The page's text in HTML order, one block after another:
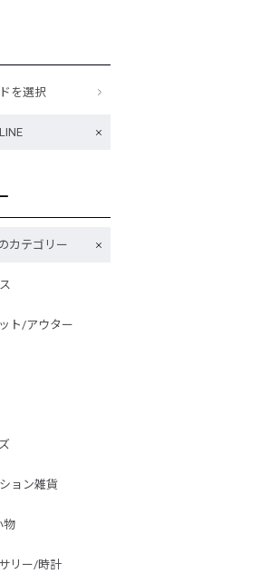
を選択
カテゴリー
ト/アウター
ョン雑貨
物
リー/時計